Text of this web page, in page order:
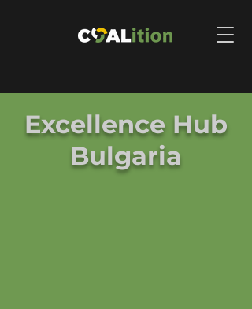
Excellence Hub
Bulgaria